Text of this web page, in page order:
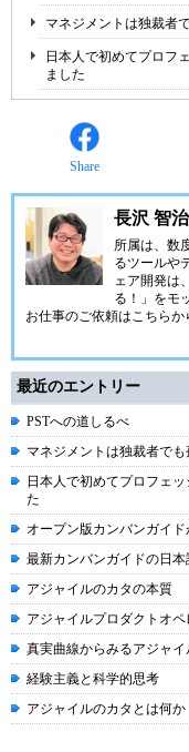
マネジメントは独裁者
日本人で初めてプロフ
ました
Share
長沢 智治
所属は、数
るツールや
ェア開発は
る！」をモ
お仕事のご依頼はこちらか
最近のエントリー
PSTへの道しるべ
マネジメントは独裁者で
日本人で初めてプロフェ
た
オープン版カンバンガイ
最新カンバンガイドの日
アジャイルのカタの本質
アジャイルプロダクトオ
真実曲線からみるアジャイ
経験主義と科学的思考
アジャイルのカタとは何か